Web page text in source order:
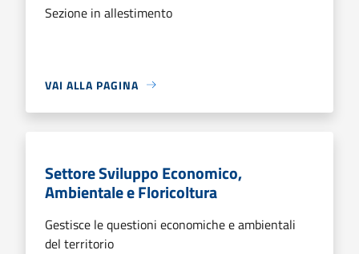
Sezione in allestimento
VAI ALLA PAGINA
Settore Sviluppo Economico,
Ambientale e Floricoltura
Gestisce le questioni economiche e ambientali
del territorio